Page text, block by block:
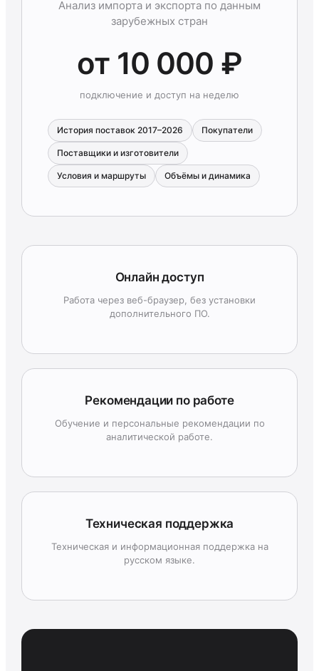
Анализ импорта и экспорта по данным
зарубежных стран
от 10 000 ₽
подключение и доступ на неделю
История поставок 2017–2026 Покупатели
Поставщики и изготовители
Условия и маршруты Объёмы и динамика
Онлайн доступ
Работа через веб-браузер, без установки
дополнительного ПО.
Рекомендации по работе
Обучение и персональные рекомендации по
аналитической работе.
Техническая поддержка
Техническая и информационная поддержка на
русском языке.